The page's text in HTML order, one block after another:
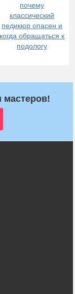
почему
классический
педикюр опасен и
когда обращаться к
подологу
мастеров!